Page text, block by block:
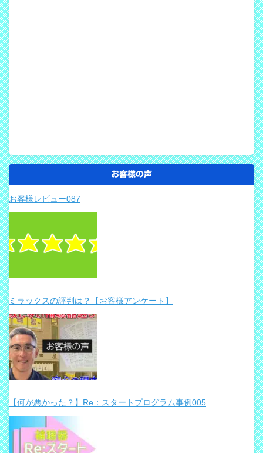
お客様の声
お客様レビュー087
ミラックスの評判は？【お客様アンケート】
【何が悪かった？】Re：スタートプログラム事例005